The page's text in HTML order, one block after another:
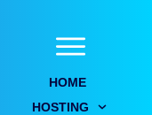
HOME
HOSTING